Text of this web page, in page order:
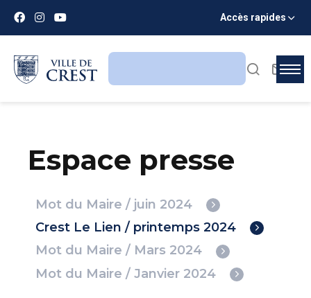
Accès rapides
Espace presse
Mot du Maire / juin 2024
Crest Le Lien / printemps 2024
Mot du Maire / Mars 2024
Mot du Maire / Janvier 2024